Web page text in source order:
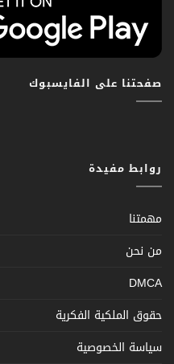
صفحتنا على الفايسبوك
روابط مفيدة
مهمتنا
من نحن
DMCA
حقوق الملكية الفكرية
سياسة الخصوصية